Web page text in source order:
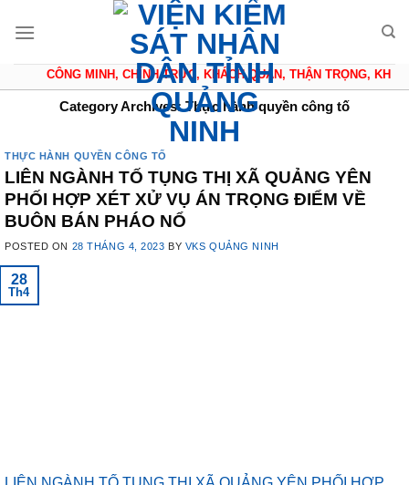
CÔNG MINH, CHÍNH TRỰC, KHÁCH QUAN, THẬN TRỌNG, KHIÊM
Category Archives:Thực hành quyền công tố
THỰC HÀNH QUYỀN CÔNG TỐ
LIÊN NGÀNH TỐ TỤNG THỊ XÃ QUẢNG YÊN
PHỐI HỢP XÉT XỬ VỤ ÁN TRỌNG ĐIỂM VỀ
BUÔN BÁN PHÁO NỔ
POSTED ON 28 THÁNG 4, 2023 BY VKS QUẢNG NINH
28
Th4